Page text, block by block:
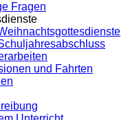
Fragen
und Fahrten